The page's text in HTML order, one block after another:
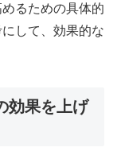
るための具体的
して、効果的な
効果を上げ